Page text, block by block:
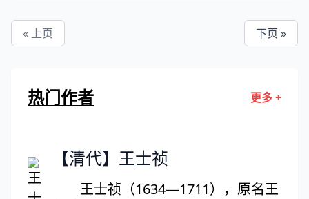
嗟哉沮洳场，为我安乐国。
岂有他缪巧，阴阳不能贼。
哲人日已远，典刑在夙昔。
« 上页 下页 »
热门作者 更多 +
【清代】王士祯
王士祯（1634—1711），原名王